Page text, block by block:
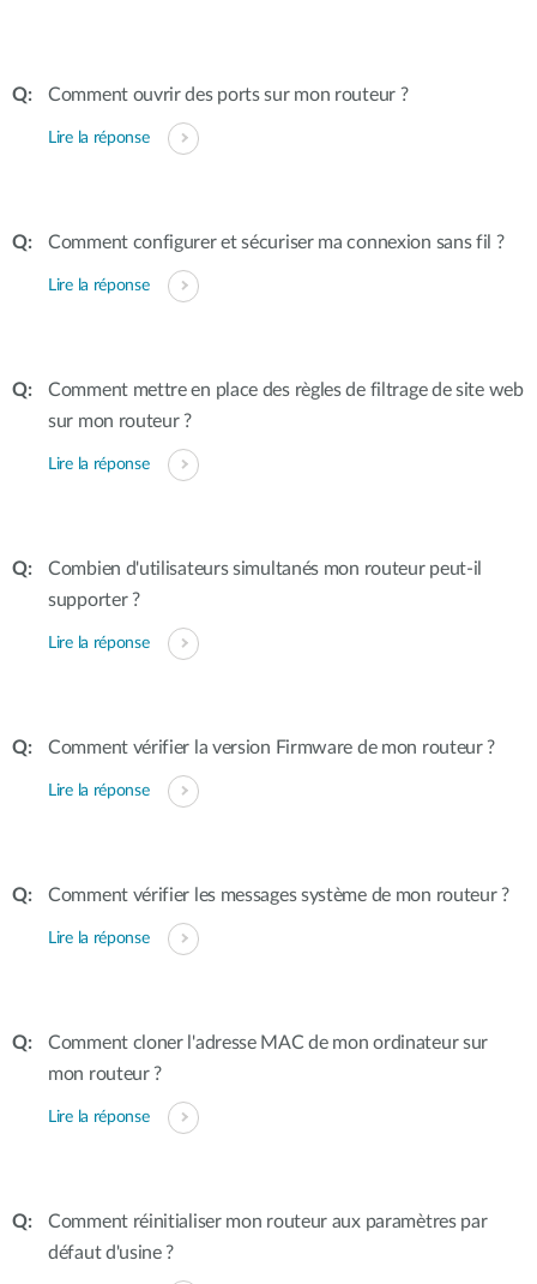
Comment ouvrir des ports sur mon routeur ?
Lire la réponse
Comment configurer et sécuriser ma connexion sans fil ?
Lire la réponse
Comment mettre en place des règles de filtrage de site web
sur mon routeur ?
Lire la réponse
Combien d'utilisateurs simultanés mon routeur peut-il
supporter ?
Lire la réponse
Comment vérifier la version Firmware de mon routeur ?
Lire la réponse
Comment vérifier les messages système de mon routeur ?
Lire la réponse
Comment cloner l'adresse MAC de mon ordinateur sur
mon routeur ?
Lire la réponse
Comment réinitialiser mon routeur aux paramètres par
défaut d'usine ?